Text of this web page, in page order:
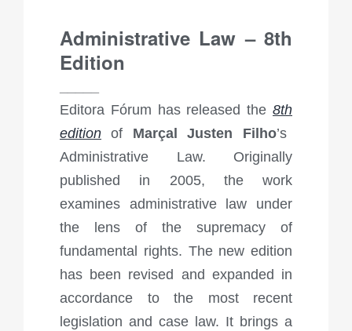
Administrative Law – 8th
Edition
Editora Fórum has released the 8th
edition of Marçal Justen Filho’s
Administrative Law. Originally
published in 2005, the work
examines administrative law under
the lens of the supremacy of
fundamental rights. The new edition
has been revised and expanded in
accordance to the most recent
legislation and case law. It brings a